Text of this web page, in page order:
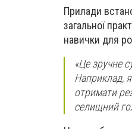
Прилади
загальної
навички для
«Це зручне
Наприклад,
отримати
селищний